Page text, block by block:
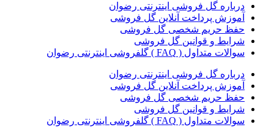
درباره گل فروشی اینترنتی رضوان
آموزش پرداخت آنلاین گل فروشی
حفظ حریم شخصی گل فروشی
شرایط و قوانین گل فروشی
سوالات متداول ( FAQ ) گلفروشی اینترنتی رضوان
درباره گل فروشی اینترنتی رضوان
آموزش پرداخت آنلاین گل فروشی
حفظ حریم شخصی گل فروشی
شرایط و قوانین گل فروشی
سوالات متداول ( FAQ ) گلفروشی اینترنتی رضوان